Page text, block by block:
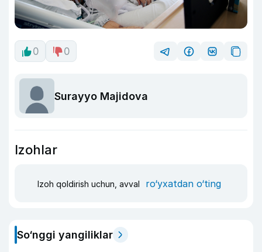
0 0
Surayyo Majidova
Izohlar
Izoh qoldirish uchun, avval ro‘yxatdan o‘ting
So‘nggi yangiliklar